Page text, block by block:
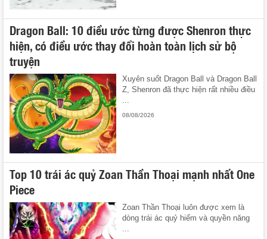
Dragon Ball: 10 điều ước từng được Shenron thực
hiện, có điều ước thay đổi hoàn toàn lịch sử bộ
truyện
Xuyên suốt Dragon Ball và Dragon Ball
Z, Shenron đã thực hiện rất nhiều điều
08/08/2026
Top 10 trái ác quỷ Zoan Thần Thoại mạnh nhất One
Piece
Zoan Thần Thoại luôn được xem là
dòng trái ác quỷ hiếm và quyền năng